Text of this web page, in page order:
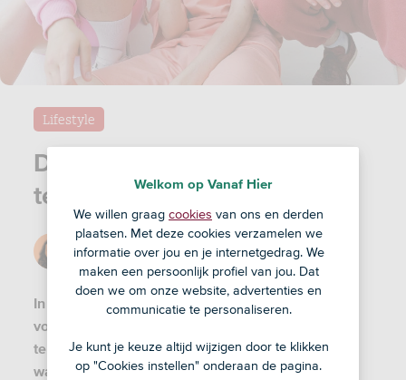
Dit zijn duurzame
telefoonhoesjes
Lifestyle
29 mrt '24
In een sector waar innovatie, technologie én stijl
voorop staat, zou je denken dat een duurzaam
telefoonhoesje de standaard is. Niets is minder
waar. Gelukkig zijn er genoeg toffe duurzame
Welkom op Vanaf Hier
We willen graag cookies van ons en derden
plaatsen. Met deze cookies verzamelen we
informatie over jou en je internetgedrag. We
maken een persoonlijk profiel van jou. Dat
doen we om onze website, advertenties en
communicatie te personaliseren.
Je kunt je keuze altijd wijzigen door te klikken
op "Cookies instellen" onderaan de pagina.